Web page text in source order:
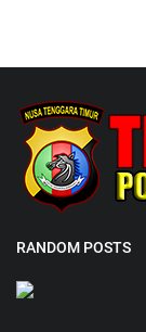
RANDOM POSTS